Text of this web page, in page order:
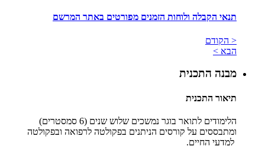
תנאי הקבלה ולוחות הזמנים מפורטים באתר המרשם
< הקודם
הבא >
מבנה התכנית
תיאור התכנית
הלימודים לתואר בוגר נמשכים שלוש שנים (6 סמסטרים)
ומתבססים על קורסים הניתנים בפקולטה לרפואה ובפקולטה
למדעי החיים.